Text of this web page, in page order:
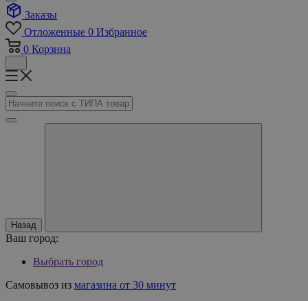
Заказы
Отложенные 0 Избранное
0 Корзина
Назад
Ваш город:
Выбрать город
Самовывоз из магазина от 30 минут